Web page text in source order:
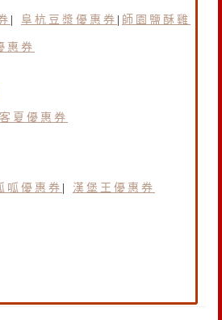
阜杭豆漿優惠券 師園鹽酥雞
惠券
夏優惠券
呱優惠券 | 漢堡王優惠券